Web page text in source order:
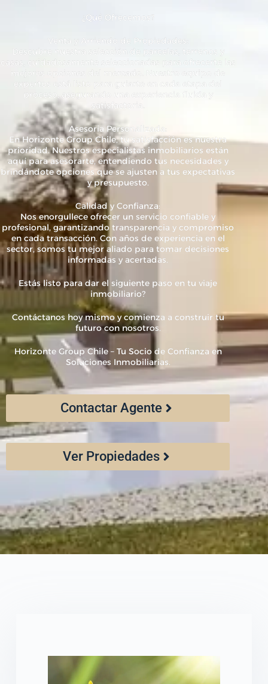
¿Qué Ofrecemos?
Venta y Arriendo de Propiedades:
Descubre nuestra selección de parcelas, terrenos y
casas, cuidadosamente seleccionadas para ofrecerte las
mejores opciones del mercado. Nuestro equipo de
expertos está listo para guiarte en cada etapa del
proceso, asegurando una experiencia fluida y
satisfactoria.
Asesoría Personalizada:
En Horizonte Group Chile, tu satisfacción es nuestra
prioridad. Nuestros especialistas inmobiliarios están
aquí para asesorarte, entendiendo tus necesidades y
brindándote opciones que se ajusten a tus expectativas
y presupuesto.
Calidad y Confianza:
Nos enorgullece ofrecer un servicio confiable y
profesional, garantizando transparencia y compromiso
en cada transacción. Con años de experiencia en el
sector, somos tu mejor aliado para tomar decisiones
informadas y acertadas.
Estás listo para dar el siguiente paso en tu viaje
inmobiliario?
Contáctanos hoy mismo y comienza a construir tu
futuro con nosotros.
Horizonte Group Chile – Tu Socio de Confianza en
Soluciones Inmobiliarias.
Contactar Agente
Ver Propiedades